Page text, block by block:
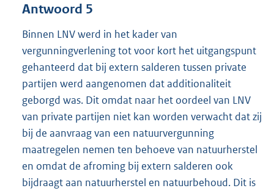
Antwoord 5
Binnen LNV werd in het kader van
vergunningverlening tot voor kort het uitgangspunt
gehanteerd dat bij extern salderen tussen private
partijen werd aangenomen dat additionaliteit
geborgd was. Dit omdat naar het oordeel van LNV
van private partijen niet kan worden verwacht dat zij
bij de aanvraag van een natuurvergunning
maatregelen nemen ten behoeve van natuurherstel
en omdat de afroming bij extern salderen ook
bijdraagt aan natuurherstel en natuurbehoud. Dit is